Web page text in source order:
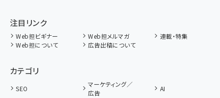
注目リンク
Web担ビギナー Web担メルマガ
連載・特集
Web担について
広告出稿について
カテゴリ
SEO
マーケティング／
広告
AI